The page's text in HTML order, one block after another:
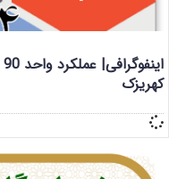
کهریزک